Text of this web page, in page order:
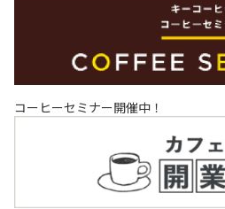
コーヒーセミナー開催中！